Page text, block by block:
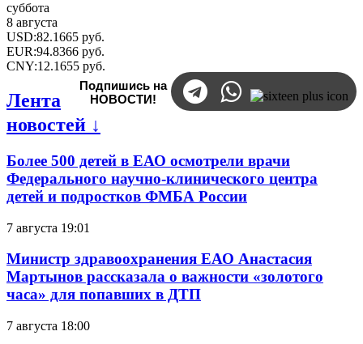
суббота
8 августа
USD:82.1665 руб.
EUR:94.8366 руб.
CNY:12.1655 руб.
Подпишись на
НОВОСТИ!
Лента
новостей ↓
Более 500 детей в ЕАО осмотрели врачи
Федерального научно-клинического центра
детей и подростков ФМБА России
7 августа 19:01
Министр здравоохранения ЕАО Анастасия
Мартынов рассказала о важности «золотого
часа» для попавших в ДТП
7 августа 18:00